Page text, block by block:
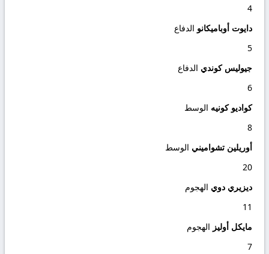
4
دايوت أوباميكانو الدفاع
5
جيوليس كوندي الدفاع
6
كواديو كونيه الوسط
8
أوريلين تشواميني الوسط
20
ديزيري دوي الهجوم
11
مايكل أوليز الهجوم
7